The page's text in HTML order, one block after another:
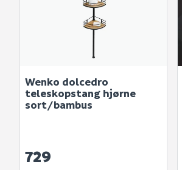
Wenko dolcedro
teleskopstang hjørne
sort/bambus
729